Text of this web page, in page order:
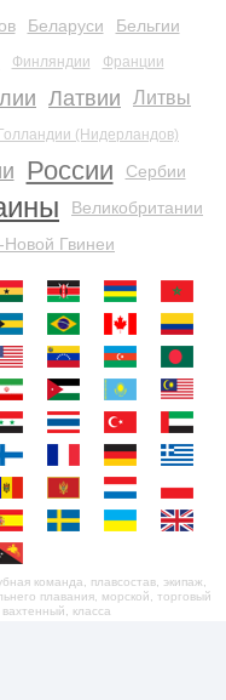
Беларуси
Бельгии
Финляндии Франции
Латвии Литвы
Голландии (Нидерландов)
России Сербии
Великобритании
Гвинеи
команда, плавсостав, экипаж,
плавания, морской, торговый
класса